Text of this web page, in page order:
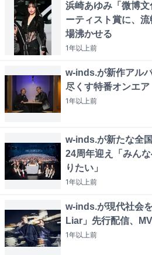
浜崎あゆみ「微博
ーティスト賞に、
場沸かせる
1年以上前
w-inds.が新作アル
尽くす特番オンエア
1年以上前
w-inds.が新たな全
24周年迎え「みん
りたい」
1年以上前
w-inds.が現代社会
Liar」先行配信、
1年以上前